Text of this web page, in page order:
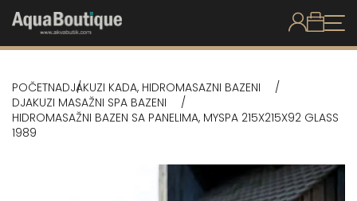
POČETNADJAKUZI KADA, HIDROMASAZNI BAZENI
DJAKUZI MASAŽNI SPA BAZENI
HIDROMASAŽNI BAZEN SA PANELIMA, MYSPA 215X215X92 GLASS
1989